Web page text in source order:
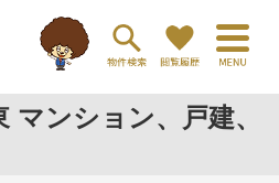
マンション、戸建、